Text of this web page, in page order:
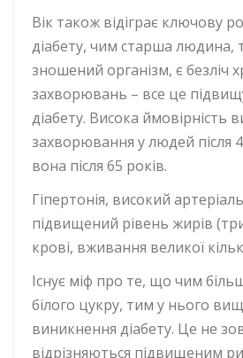
Вік також відіграє ключову
діабету, чим старша людина,
зношений організм, є безліч
захворювань – все це
діабету. Висока ймовірність
захворювання у людей після
вона після 65 років.
Гіпертонія, високий
підвищений рівень жирів
крові, вживання великої
Існує міф про те, що чим
білого цукру, тим у нього
виникнення діабету. Це не
відрізняються підвищеним